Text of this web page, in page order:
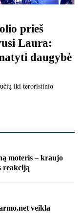
prieš
Laura:
daugybė
iki teroristinio
moteris – kraujo
reakciją
veikla